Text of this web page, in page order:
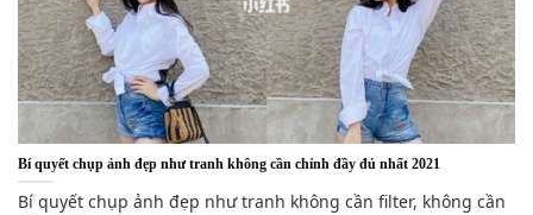
Bí quyết chụp ảnh đẹp như tranh không cần chỉnh đầy đủ nhất 2021
Bí quyết chụp ảnh đẹp như tranh không cần filter, không cần